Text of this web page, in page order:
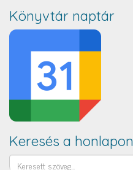
Könyvtár naptár
Keresés a honlapon
Keresés